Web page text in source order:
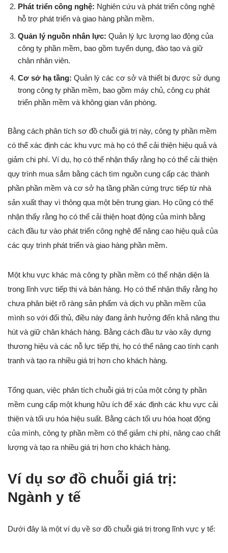
Phát triển công nghệ: Nghiên cứu và phát triển công nghệ
hỗ trợ phát triển và giao hàng phần mềm.
Quản lý nguồn nhân lực: Quản lý lực lượng lao động của
công ty phần mềm, bao gồm tuyển dụng, đào tạo và giữ
chân nhân viên.
Cơ sở hạ tầng: Quản lý các cơ sở và thiết bị được sử dụng
trong công ty phần mềm, bao gồm máy chủ, công cụ phát
triển phần mềm và không gian văn phòng.
Bằng cách phân tích sơ đồ chuỗi giá trị này, công ty phần mềm
có thể xác định các khu vực mà họ có thể cải thiện hiệu quả và
giảm chi phí. Ví dụ, họ có thể nhận thấy rằng họ có thể cải thiện
quy trình mua sắm bằng cách tìm nguồn cung cấp các thành
phần phần mềm và cơ sở hạ tầng phần cứng trực tiếp từ nhà
sản xuất thay vì thông qua một bên trung gian. Họ cũng có thể
nhận thấy rằng họ có thể cải thiện hoạt động của mình bằng
cách đầu tư vào phát triển công nghệ để nâng cao hiệu quả của
các quy trình phát triển và giao hàng phần mềm.
Một khu vực khác mà công ty phần mềm có thể nhận diện là
trong lĩnh vực tiếp thị và bán hàng. Họ có thể nhận thấy rằng họ
chưa phân biệt rõ ràng sản phẩm và dịch vụ phần mềm của
mình so với đối thủ, điều này đang ảnh hưởng đến khả năng thu
hút và giữ chân khách hàng. Bằng cách đầu tư vào xây dựng
thương hiệu và các nỗ lực tiếp thị, họ có thể nâng cao tính cạnh
tranh và tạo ra nhiều giá trị hơn cho khách hàng.
Tổng quan, việc phân tích chuỗi giá trị của một công ty phần
mềm cung cấp một khung hữu ích để xác định các khu vực cải
thiện và tối ưu hóa hiệu suất. Bằng cách tối ưu hóa hoạt động
của mình, công ty phần mềm có thể giảm chi phí, nâng cao chất
lượng và tạo ra nhiều giá trị hơn cho khách hàng.
Ví dụ sơ đồ chuỗi giá trị:
Ngành y tế
Dưới đây là một ví dụ về sơ đồ chuỗi giá trị trong lĩnh vực y tế: